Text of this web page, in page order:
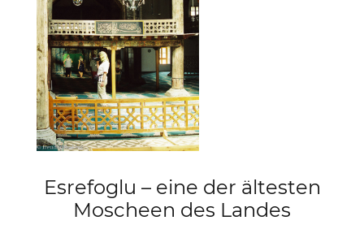
Esrefoglu – eine der ältesten
Moscheen des Landes